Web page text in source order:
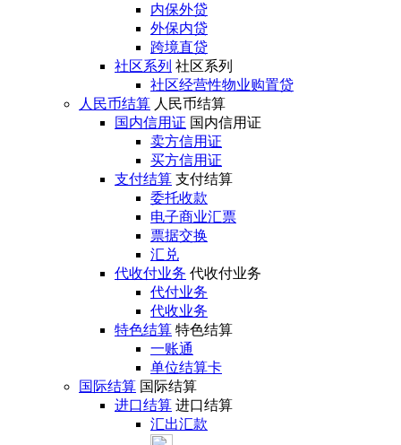
内保外贷
外保内贷
跨境直贷
社区系列 社区系列
社区经营性物业购置贷
人民币结算 人民币结算
国内信用证 国内信用证
卖方信用证
买方信用证
支付结算 支付结算
委托收款
电子商业汇票
票据交换
汇兑
代收付业务 代收付业务
代付业务
代收业务
特色结算 特色结算
一账通
单位结算卡
国际结算 国际结算
进口结算 进口结算
汇出汇款